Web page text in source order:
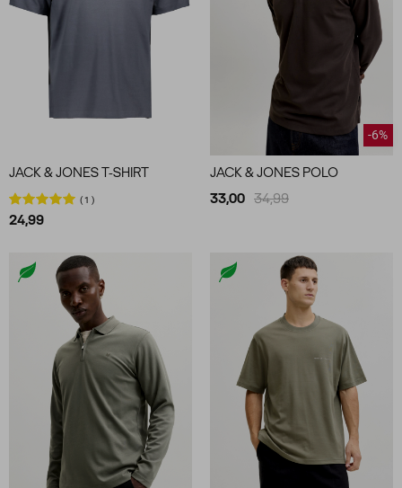
JACK & JONES T-SHIRT
1
24,99
-6%
JACK & JONES POLO
33,00 34,99